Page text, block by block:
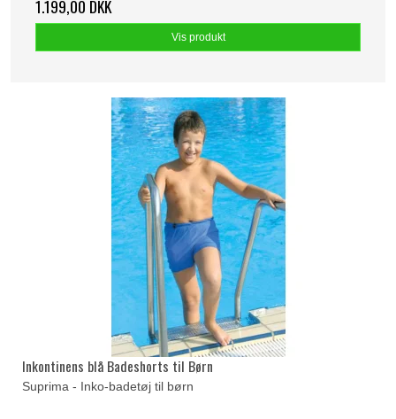
1.199,00 DKK
Vis produkt
Inkontinens blå Badeshorts til Børn
Suprima - Inko-badetøj til børn